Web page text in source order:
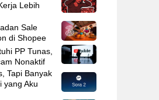
Lebih
Sale
di Shopee
PP Tunas,
Nonaktif
Tapi Banyak
yang Aku